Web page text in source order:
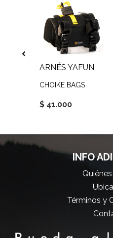
ARNÉS YAFÜN
CHOIKE BAGS
$ 41.000
INFO
Términos y